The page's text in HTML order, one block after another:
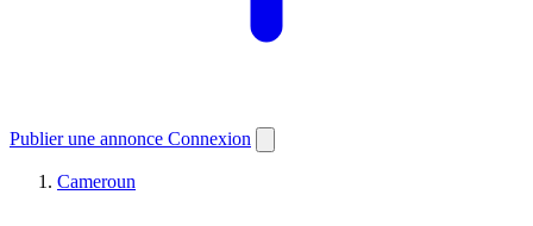
Publier une annonce Connexion
Cameroun